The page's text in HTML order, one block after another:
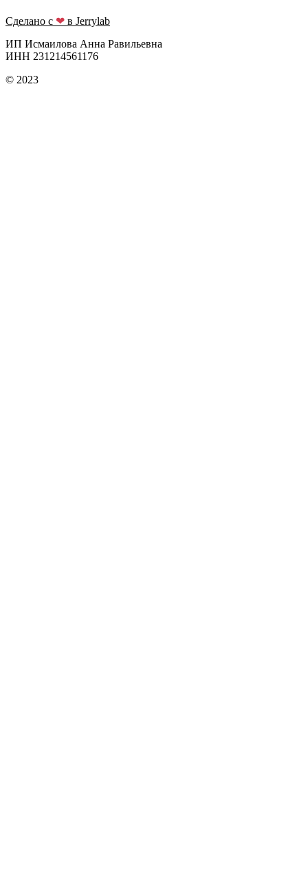
Сделано с ❤ в Jerrylab
ИП Исмаилова Анна Равильевна
ИНН 231214561176
© 2023